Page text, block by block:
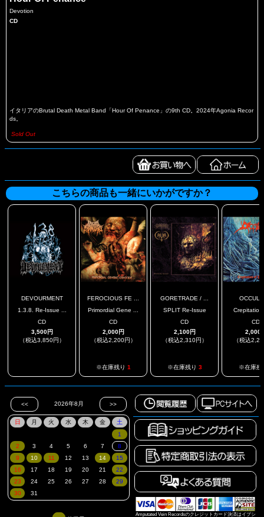
Devotion
CD
イタリアのBrutal Death Metal Band「Hour Of Penance」の9th CD。2024年Agonia Recor
ds。
Sold Out
こちらの商品も一緒にいかがですか？
DEVOURMENT
1.3.8. Re-Issue ...
CD
3,500円
（税込3,850円）
FEROCIOUS FE ...
Primordial Gene ...
CD
2,000円
（税込2,200円）
※在庫残り 1
GORETRADE / ...
SPLIT Re-Issue
CD
2,100円
（税込2,310円）
※在庫残り 3
CD
2,000
（税込
※在庫残
Amputated Vein Recordsのクレジットカード決済はイプシ